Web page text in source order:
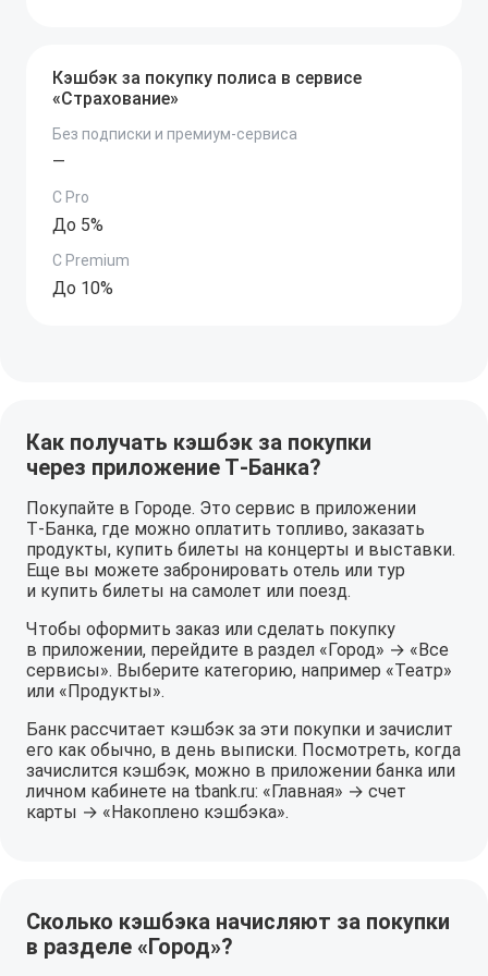
Кэшбэк за покупку полиса в сервисе
«Страхование»
Без подписки и премиум-сервиса
—
C Pro
До 5%
C Premium
До 10%
Как получать кэшбэк за покупки
через приложение Т‑Банка?
Покупайте в Городе. Это сервис в приложении
Т‑Банка, где можно оплатить топливо, заказать
продукты, купить билеты на концерты и выставки.
Еще вы можете забронировать отель или тур
и купить билеты на самолет или поезд.
Чтобы оформить заказ или сделать покупку
в приложении, перейдите в раздел «Город» → «Все
сервисы». Выберите категорию, например «Театр»
или «Продукты».
Банк рассчитает кэшбэк за эти покупки и зачислит
его как обычно, в день выписки. Посмотреть, когда
зачислится кэшбэк, можно в приложении банка или
личном кабинете на tbank.ru: «Главная» → счет
карты → «Накоплено кэшбэка».
Сколько кэшбэка начисляют за покупки
в разделе «Город»?